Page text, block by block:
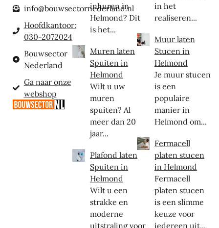
info@bouwsectornederland.nl
Hoofdkantoor:
030-2072024
Bouwsector
Nederland
Ga naar onze
webshop
inhuren in
Helmond? Dit
is het...
Muren laten
Spuiten in
Helmond
Wilt u uw
muren
spuiten? Al
meer dan 20
jaar...
Plafond laten
Spuiten in
Helmond
Wilt u een
strakke en
moderne
uitstraling voor
in het
realiseren...
Muur laten
Stucen in
Helmond
Je muur stucen
is een
populaire
manier in
Helmond om...
Fermacell
platen stucen
in Helmond
Fermacell
platen stucen
is een slimme
keuze voor
iedereen uit...